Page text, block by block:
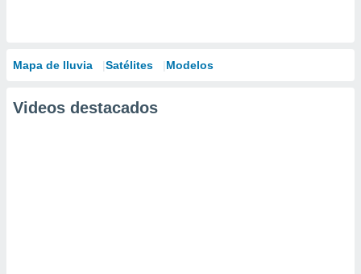
Mapa de lluvia Satélites Modelos
Videos destacados